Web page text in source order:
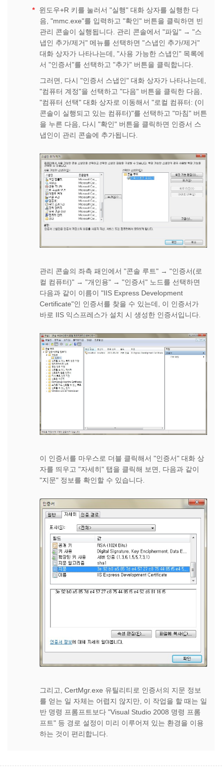
*
윈도우+R 키를 눌러서 "실행" 대화 상자를 실행한 다
음, "mmc.exe"를 입력하고 "확인" 버튼을 클릭하면 빈
관리 콘솔이 실행됩니다. 관리 콘솔에서 "파일" → "스
냅인 추가/제거" 메뉴를 선택하면 "스냅인 추가/제거"
대화 상자가 나타나는데, "사용 가능한 스냅인" 목록에
서 "인증서"를 선택하고 "추가" 버튼을 클릭합니다.
그러면, 다시 "인증서 스냅인" 대화 상자가 나타나는데,
"컴퓨터 계정"을 선택하고 "다음" 버튼을 클릭한 다음,
"컴퓨터 선택" 대화 상자로 이동해서 "로컬 컴퓨터: (이
콘솔이 실행되고 있는 컴퓨터)"를 선택하고 "마침" 버튼
을 누른 다음, 다시 "확인" 버튼을 클릭하면 인증서 스
냅인이 관리 콘솔에 추가됩니다.
관리 콘솔의 좌측 패인에서 "콘솔 루트" → "인증서(로
컬 컴퓨터)" → "개인용" → "인증서" 노드를 선택하면
다음과 같이 이름이 "IIS Express Development
Certificate"인 인증서를 찾을 수 있는데, 이 인증서가
바로 IIS 익스프레스가 설치 시 생성한 인증서입니다.
이 인증서를 마우스로 더블 클릭해서 "인증서" 대화 상
자를 띄우고 "자세히" 탭을 클릭해 보면, 다음과 같이
"지문" 정보를 확인할 수 있습니다.
그리고, CertMgr.exe 유틸리티로 인증서의 지문 정보
를 얻는 일 자체는 어렵지 않지만, 이 작업을 할 때는 일
반 명령 프롬프트보다 "Visual Studio 2008 명령 프롬
프트" 등 경로 설정이 미리 이루어져 있는 환경을 이용
하는 것이 편리합니다.